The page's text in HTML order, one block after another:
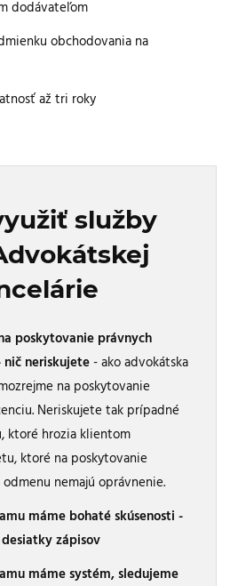
dodávateľom
obchodovania na
až tri roky
služby
poskytovanie právnych
nič neriskujete - ako advokátska
na poskytovanie
Neriskujete tak prípadné
ktoré hrozia klientom
ktoré na poskytovanie
nemajú oprávnenie.
máme bohaté skúsenosti -
zápisov
máme systém, sledujeme